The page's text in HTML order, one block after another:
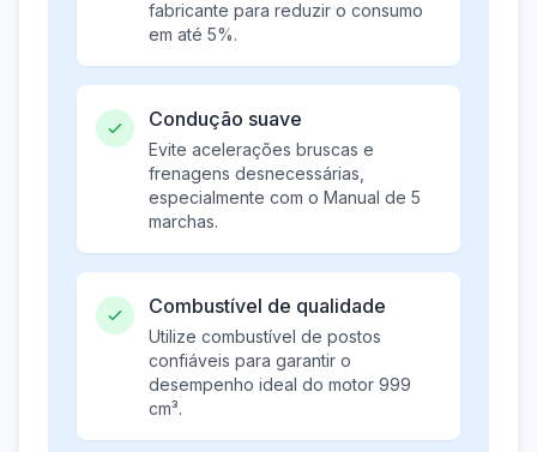
fabricante para reduzir o consumo
em até 5%.
Condução suave
Evite acelerações bruscas e
frenagens desnecessárias,
especialmente com o Manual de 5
marchas.
Combustível de qualidade
Utilize combustível de postos
confiáveis para garantir o
desempenho ideal do motor 999
cm³.